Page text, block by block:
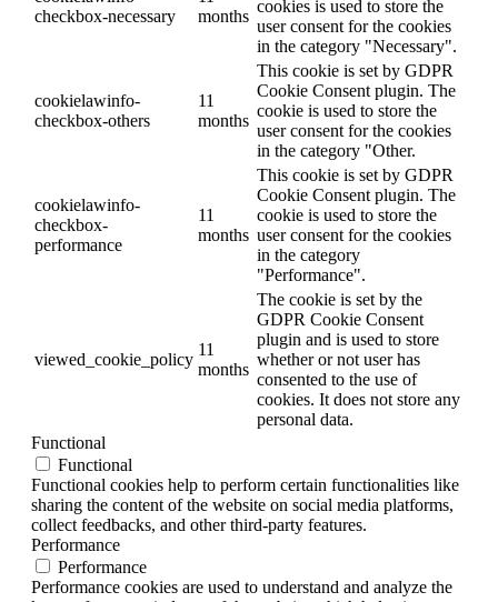
checkbox-necessary
months
cookies is used to store the
user consent for the cookies
in the category "Necessary".
cookielawinfo-
checkbox-others
11
months
This cookie is set by GDPR
Cookie Consent plugin. The
cookie is used to store the
user consent for the cookies
in the category "Other.
cookielawinfo-
checkbox-
performance
11
months
This cookie is set by GDPR
Cookie Consent plugin. The
cookie is used to store the
user consent for the cookies
in the category
"Performance".
viewed_cookie_policy
11
months
The cookie is set by the
GDPR Cookie Consent
plugin and is used to store
whether or not user has
consented to the use of
cookies. It does not store any
personal data.
Functional
Functional
Functional cookies help to perform certain functionalities like
sharing the content of the website on social media platforms,
collect feedbacks, and other third-party features.
Performance
Performance
Performance cookies are used to understand and analyze the